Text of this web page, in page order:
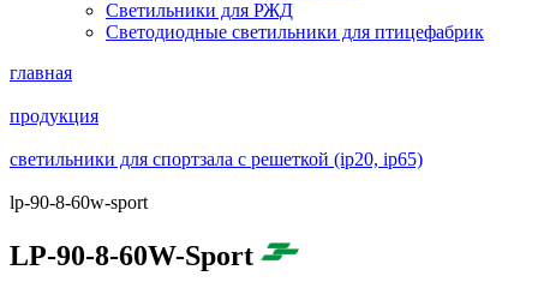
Светильники для РЖД
Светодиодные светильники для птицефабрик
главная
продукция
светильники для спортзала с решеткой (ip20, ip65)
lp-90-8-60w-sport
LP-90-8-60W-Sport